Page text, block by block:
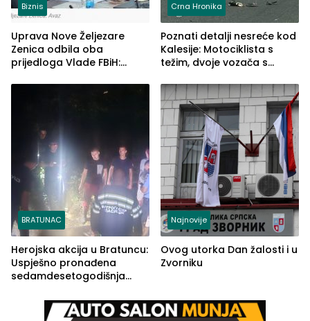
Biznis
Uprava Nove Željezare
Zenica odbila oba
prijedloga Vlade FBiH:
rješenje
Crna Hronika
Poznati detalji nesreće kod
Kalesije: Motociklista s
težim, dvoje vozača s
BRATUNAC
Herojska akcija u Bratuncu:
Uspješno pronađena
sedamdesetogodišnja
Kravice.
Najnovije
Ovog utorka Dan žalosti i u
Zvorniku